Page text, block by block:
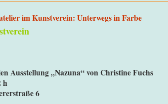
im Kunstverein: Unterwegs in Farbe
Ausstellung „Nazuna“ von Christine Fuchs
h
6